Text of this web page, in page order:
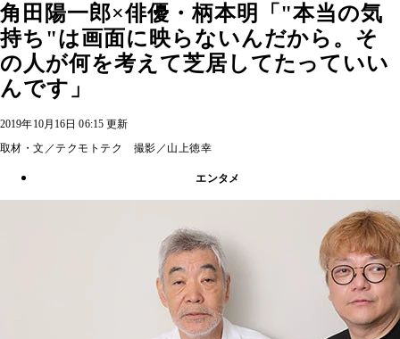
角田陽一郎×俳優・柄本明「"本当の気
持ち"は画面に映らないんだから。そ
の人が何を考えて芝居してたっていい
んです」
2019年10月16日 06:15 更新
取材・文／テクモトテク 撮影／山上徳幸
エンタメ